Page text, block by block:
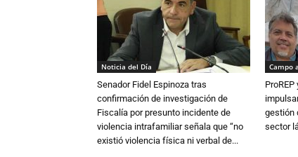
Noticia del Día
Senador Fidel Espinoza tras
confirmación de investigación de
Fiscalía por presunto incidente de
violencia intrafamiliar señala que “no
existió violencia física ni verbal de...
Campo
gestión
sector